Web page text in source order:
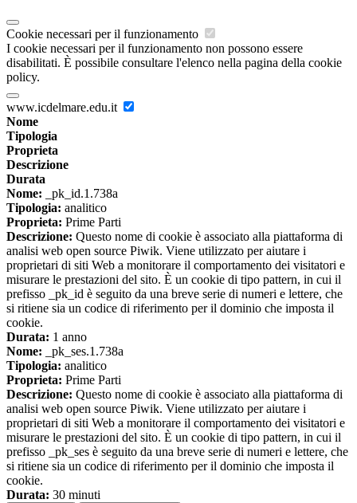
Cookie necessari per il funzionamento
I cookie necessari per il funzionamento non possono essere
disabilitati. È possibile consultare l'elenco nella pagina della cookie
policy.
www.icdelmare.edu.it
Nome
Tipologia
Proprieta
Descrizione
Durata
Nome: _pk_id.1.738a
Tipologia: analitico
Proprieta: Prime Parti
Descrizione: Questo nome di cookie è associato alla piattaforma di
analisi web open source Piwik. Viene utilizzato per aiutare i
proprietari di siti Web a monitorare il comportamento dei visitatori e
misurare le prestazioni del sito. È un cookie di tipo pattern, in cui il
prefisso _pk_id è seguito da una breve serie di numeri e lettere, che
si ritiene sia un codice di riferimento per il dominio che imposta il
cookie.
Durata: 1 anno
Nome: _pk_ses.1.738a
Tipologia: analitico
Proprieta: Prime Parti
Descrizione: Questo nome di cookie è associato alla piattaforma di
analisi web open source Piwik. Viene utilizzato per aiutare i
proprietari di siti Web a monitorare il comportamento dei visitatori e
misurare le prestazioni del sito. È un cookie di tipo pattern, in cui il
prefisso _pk_ses è seguito da una breve serie di numeri e lettere, che
si ritiene sia un codice di riferimento per il dominio che imposta il
cookie.
Durata: 30 minuti